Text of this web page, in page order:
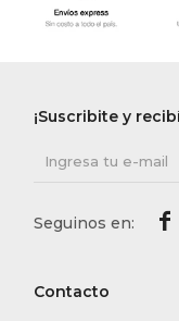
Contacto
¡Suscribite y
